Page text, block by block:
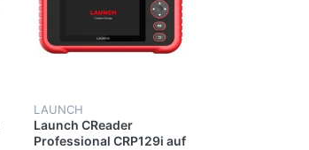
LAUNCH
Launch CReader
Professional CRP129i auf